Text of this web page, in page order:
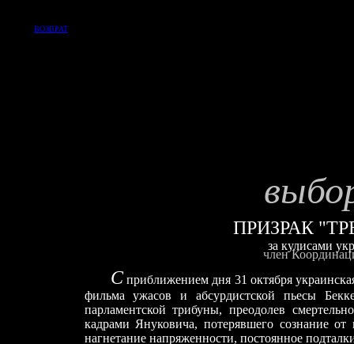
ВОЗВРАТ
член
ПРИЗРАК
за кулисами
С приближением дня 31 октября
фильма ужасов и абсурдистской пьесы
парламентской трибуны, преодолев
кадрами Януковича, потерявшего сознание
нагнетание напряженности, постоянное